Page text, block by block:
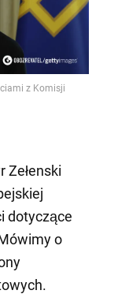
z Komisji
Zełenski
dotyczące
o